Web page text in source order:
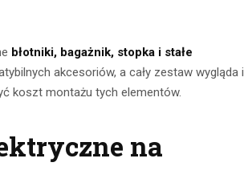
błotniki, bagażnik, stopka i stałe
akcesoriów, a cały zestaw wygląda i
koszt montażu tych elementów.
na